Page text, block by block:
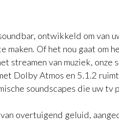
ontwikkeld om van
maken. Of het nou gaat om
streamen van muziek,
Dolby Atmos en 5.1.2
soundscapes die uw tv
overtuigend geluid,